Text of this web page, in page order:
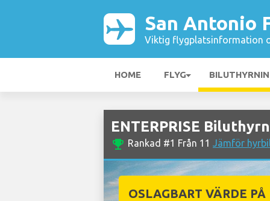
San Antonio
Viktig flygplatsinformation
HOME FLYG
ENTERPRISE
emoji_events Rankad #1 Från 11 Jämför
OSLAGBART VÄRDE